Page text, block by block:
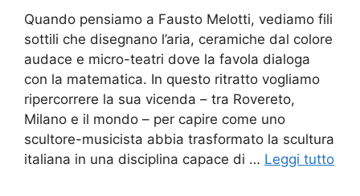
Quando pensiamo a Fausto Melotti, vediamo fili
sottili che disegnano l’aria, ceramiche dal colore
audace e micro-teatri dove la favola dialoga
con la matematica. In questo ritratto vogliamo
ripercorrere la sua vicenda – tra Rovereto,
Milano e il mondo – per capire come uno
scultore-musicista abbia trasformato la scultura
italiana in una disciplina capace di … Leggi tutto